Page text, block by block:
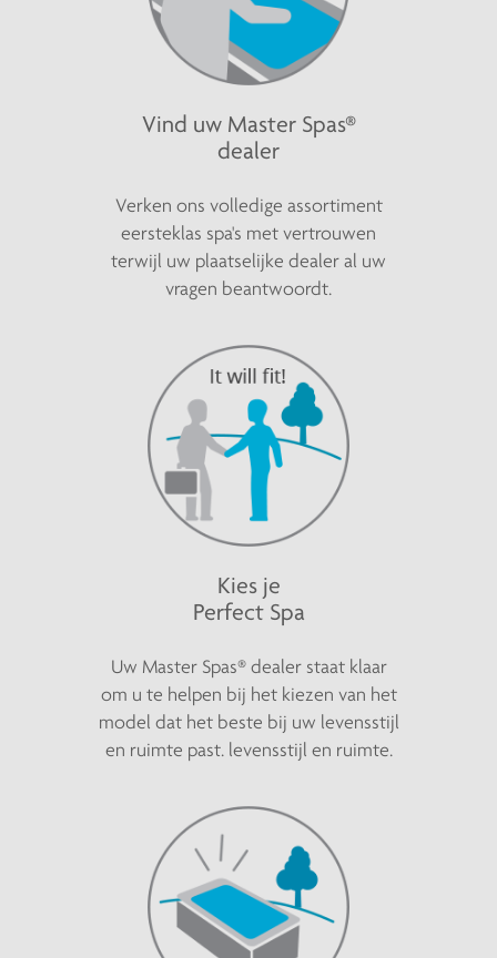
Vind uw Master Spas®
dealer
Verken ons volledige assortiment
eersteklas spa's met vertrouwen
terwijl uw plaatselijke dealer al uw
vragen beantwoordt.
Kies je
Perfect Spa
Uw Master Spas® dealer staat klaar
om u te helpen bij het kiezen van het
model dat het beste bij uw levensstijl
en ruimte past. levensstijl en ruimte.